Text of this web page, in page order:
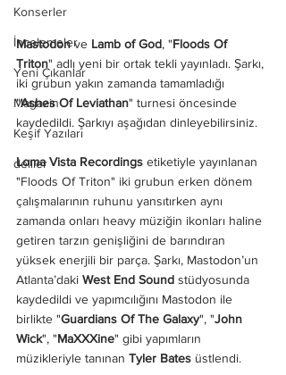
Konserler
İncelemeler
Yeni Çıkanlar
Magazin
Keşif Yazıları
deliler
Mastodon ve Lamb of God, "Floods Of
Triton" adlı yeni bir ortak tekli yayınladı. Şarkı,
iki grubun yakın zamanda tamamladığı
"Ashes Of Leviathan" turnesi öncesinde
kaydedildi. Şarkıyı aşağıdan dinleyebilirsiniz.
Loma Vista Recordings etiketiyle yayınlanan
"Floods Of Triton" iki grubun erken dönem
çalışmalarının ruhunu yansıtırken aynı
zamanda onları heavy müziğin ikonları haline
getiren tarzın genişliğini de barındıran
yüksek enerjili bir parça. Şarkı, Mastodon’un
Atlanta’daki West End Sound stüdyosunda
kaydedildi ve yapımcılığını Mastodon ile
birlikte "Guardians Of The Galaxy", "John
Wick", "MaXXXine" gibi yapımların
müzikleriyle tanınan Tyler Bates üstlendi.